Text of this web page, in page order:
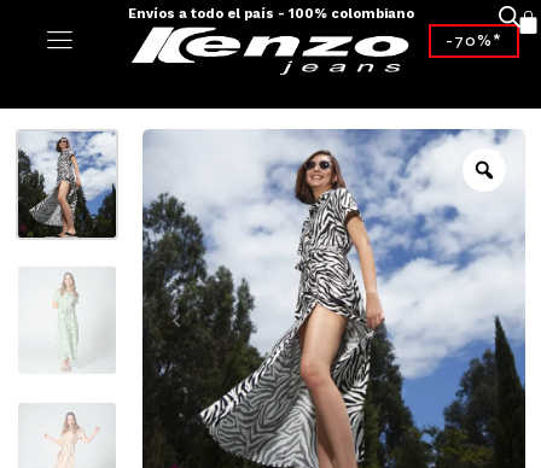
Envíos a todo el país - 100% colombiano
-70%*